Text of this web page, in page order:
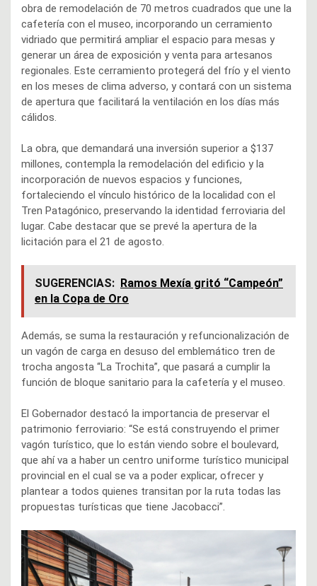
obra de remodelación de 70 metros cuadrados que une la
cafetería con el museo, incorporando un cerramiento
vidriado que permitirá ampliar el espacio para mesas y
generar un área de exposición y venta para artesanos
regionales. Este cerramiento protegerá del frío y el viento
en los meses de clima adverso, y contará con un sistema
de apertura que facilitará la ventilación en los días más
cálidos.
La obra, que demandará una inversión superior a $137
millones, contempla la remodelación del edificio y la
incorporación de nuevos espacios y funciones,
fortaleciendo el vínculo histórico de la localidad con el
Tren Patagónico, preservando la identidad ferroviaria del
lugar. Cabe destacar que se prevé la apertura de la
licitación para el 21 de agosto.
SUGERENCIAS: Ramos Mexía gritó “Campeón”
en la Copa de Oro
Además, se suma la restauración y refuncionalización de
un vagón de carga en desuso del emblemático tren de
trocha angosta “La Trochita”, que pasará a cumplir la
función de bloque sanitario para la cafetería y el museo.
El Gobernador destacó la importancia de preservar el
patrimonio ferroviario: “Se está construyendo el primer
vagón turístico, que lo están viendo sobre el boulevard,
que ahí va a haber un centro uniforme turístico municipal
provincial en el cual se va a poder explicar, ofrecer y
plantear a todos quienes transitan por la ruta todas las
propuestas turísticas que tiene Jacobacci”.